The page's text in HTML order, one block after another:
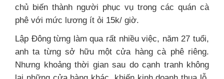
chủ biến thành người phục vụ trong các quán cà
phê với mức lương ít ỏi 15k/ giờ.
Lập Đông từng làm qua rất nhiều việc, năm 27 tuổi,
anh ta từng sở hữu một cửa hàng cà phê riêng.
Nhưng khoảng thời gian sau do cạnh tranh không